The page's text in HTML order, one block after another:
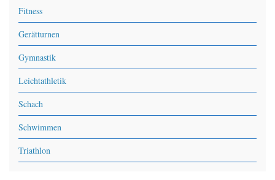
Fitness
Gerätturnen
Gymnastik
Leichtathletik
Schach
Schwimmen
Triathlon